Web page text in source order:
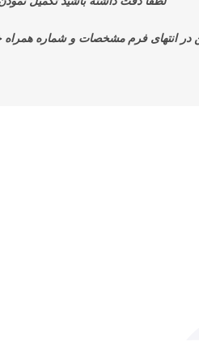
در انتهای فرم مشخصات و شماره همراه